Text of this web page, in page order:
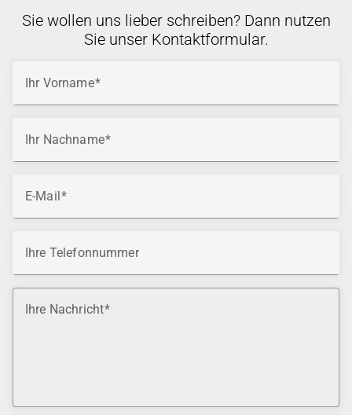
Sie wollen uns lieber schreiben? Dann nutzen
Sie unser Kontaktformular.
Ihr Vorname
Ihr Nachname
E-Mail
Ihre Telefonnummer
Ihre Nachricht